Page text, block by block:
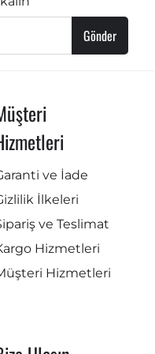
Gönder
ve İade
İlkeleri
ve Teslimat
Hizmetleri
Hizmetleri